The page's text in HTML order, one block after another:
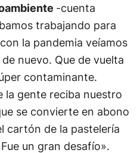
-cuenta
trabajando para
la pandemia veíamos
nuevo. Que de vuelta
contaminante.
la gente reciba nuestro
se convierte en abono
cartón de la pastelería
un gran desafío».